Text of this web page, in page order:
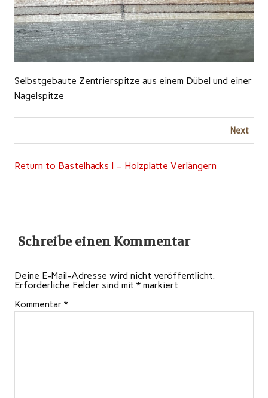
Selbstgebaute Zentrierspitze aus einem Dübel und einer
Nagelspitze
Next
Return to Bastelhacks I – Holzplatte Verlängern
Schreibe einen Kommentar
Deine E-Mail-Adresse wird nicht veröffentlicht.
Erforderliche Felder sind mit * markiert
Kommentar *